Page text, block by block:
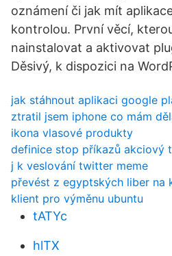
oznámení či jak mít
kontrolou. První věcí,
nainstalovat a aktivovat
Děsivý, k dispozici na
jak stáhnout aplikaci google
ztratil jsem iphone co mám
ikona vlasové produkty
definice stop příkazů akciový
j k veslování twitter meme
převést z egyptských liber na
klient pro výměnu ubuntu
tATYc
hlTX